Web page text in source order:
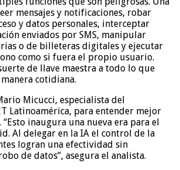
mensajes y notificaciones, robar
y datos personales, interceptar
enviados por SMS, manipular
o de billeteras digitales y ejecutar
como si fuera el propio usuario.
de llave maestra a todo lo que
cotidiana.
Micucci, especialista del
Latinoamérica, para entender mejor
inaugura una nueva era para el
Al delegar en la IA el control de la
logran una efectividad sin
de datos”, asegura el analista.